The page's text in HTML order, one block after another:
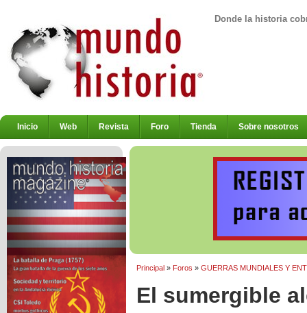
Donde la historia
Inicio Web Revista Foro Tienda Sobre nosotros
Principal» Foros » GUERRAS MUNDIALES Y
El sumergible